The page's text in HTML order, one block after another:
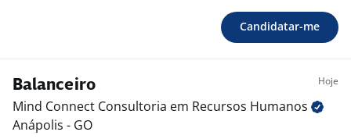
Candidatar-me
Balanceiro Hoje
Mind Connect Consultoria em Recursos Humanos
Anápolis - GO